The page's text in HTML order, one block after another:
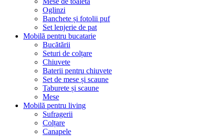
Oglinzi
Banchete și fotolii puf
Set lenjerie de pat
Mobilă pentru bucatarie
Bucătării
Seturi de colțare
Chiuvete
Baterii pentru chiuvete
Set de mese și scaune
Taburete și scaune
Mese
Mobilă pentru living
Sufragerii
Colțare
Canapele